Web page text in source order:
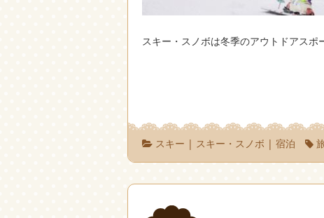
スキー・スノボは冬季のアウトドアスポ
スキー | スキー・スノボ |宿泊